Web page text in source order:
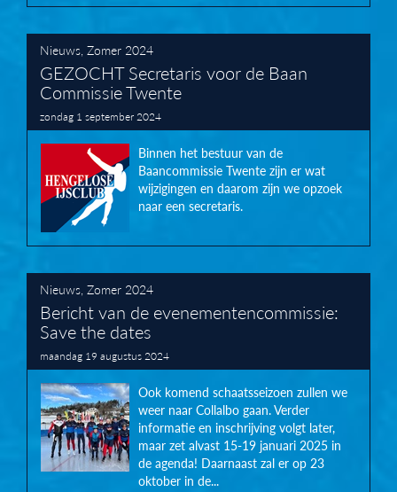
Nieuws Zomer 2024
GEZOCHT Secretaris voor de Baan
Commissie Twente
zondag 1 september 2024
Binnen het bestuur van de
Baancommissie Twente zijn er wat
wijzigingen en daarom zijn we opzoek
naar een secretaris.
Nieuws Zomer 2024
Bericht van de evenementencommissie:
Save the dates
maandag 19 augustus 2024
Ook komend schaatsseizoen zullen we
weer naar Collalbo gaan. Verder
informatie en inschrijving volgt later,
maar zet alvast 15-19 januari 2025 in
de agenda! Daarnaast zal er op 23
oktober in de...